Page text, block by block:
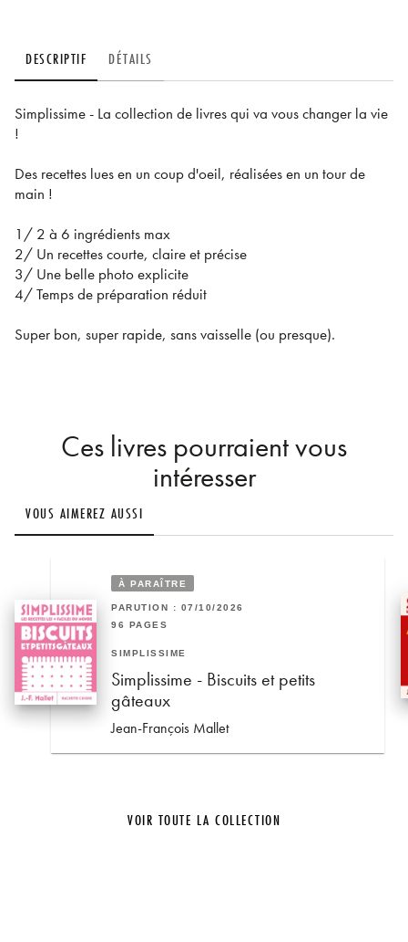
DESCRIPTIF DÉTAILS
Simplissime - La collection de livres qui va vous changer la vie
!
Des recettes lues en un coup d'oeil, réalisées en un tour de
main !
1/ 2 à 6 ingrédients max
2/ Un recettes courte, claire et précise
3/ Une belle photo explicite
4/ Temps de préparation réduit
Super bon, super rapide, sans vaisselle (ou presque).
Ces livres pourraient vous
intéresser
VOUS AIMEREZ AUSSI
À PARAÎTRE
PARUTION : 07/10/2026
96 PAGES
SIMPLISSIME
Simplissime - Biscuits et petits
gâteaux
Jean-François Mallet
VOIR TOUTE LA COLLECTION